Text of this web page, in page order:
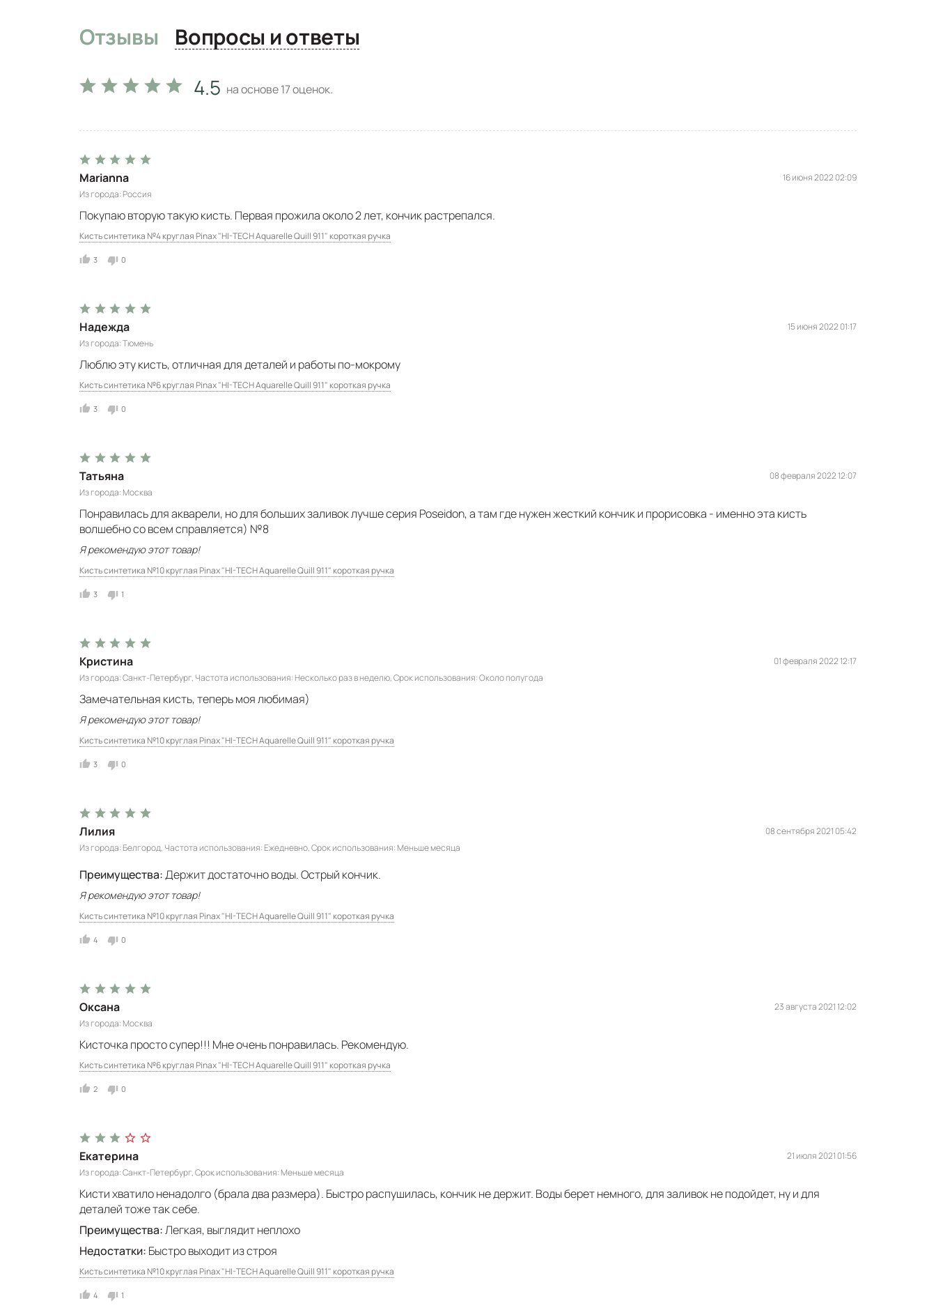
Отзывы Вопросы и ответы
4.5 на основе17оценок.
Marianna
Из города Россия
16 июня 2022 02:09
Покупаю вторую такую кисть. Первая прожила около 2 лет, кончик растрепался.
Кисть синтетика №4 круглая Pinax "HI-TECH Aquarelle Quill 911" короткая ручка
3 0
Надежда
Из города Тюмень
15 июня 2022 01:17
Люблю эту кисть, отличная для деталей и работы по-мокрому
Кисть синтетика №6 круглая Pinax "HI-TECH Aquarelle Quill 911" короткая ручка
3 0
Татьяна
Из города Москва
08 февраля 2022 12:07
Понравилась для акварели, но для больших заливок лучше серия Poseidon, а там где нужен жесткий кончик и прорисовка - именно эта кисть
волшебно со всем справляется) №8
Я рекомендую этот товар!
Кисть синтетика №10 круглая Pinax "HI-TECH Aquarelle Quill 911" короткая ручка
3 1
Кристина
Из города Санкт-Петербург Частота использования Несколько раз в неделю Срок использования Около полугода
01 февраля 2022 12:17
Замечательная кисть, теперь моя любимая)
Я рекомендую этот товар!
Кисть синтетика №10 круглая Pinax "HI-TECH Aquarelle Quill 911" короткая ручка
3 0
Лилия
Из города Белгород Частота использования Ежедневно Срок использования Меньше месяца
08 сентября 2021 05:42
Преимущества:Держит достаточно воды. Острый кончик.
Я рекомендую этот товар!
Кисть синтетика №10 круглая Pinax "HI-TECH Aquarelle Quill 911" короткая ручка
4 0
Оксана
Из города Москва
23 августа 2021 12:02
Кисточка просто супер!!! Мне очень понравилась. Рекомендую.
Кисть синтетика №6 круглая Pinax "HI-TECH Aquarelle Quill 911" короткая ручка
2 0
Екатерина
Из города Санкт-Петербург Срок использования Меньше месяца
21 июля 2021 01:56
Кисти хватило ненадолго (брала два размера). Быстро распушилась, кончик не держит. Воды берет немного, для заливок не подойдет, ну и для
деталей тоже так себе.
Преимущества:Легкая, выглядит неплохо
Недостатки: Быстро выходит из строя
Кисть синтетика №10 круглая Pinax "HI-TECH Aquarelle Quill 911" короткая ручка
4 1